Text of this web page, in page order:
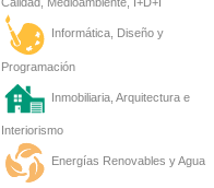
Informática, Diseño y
Programación
Inmobiliaria, Arquitectura e
Interiorismo
Energías Renovables y Agua